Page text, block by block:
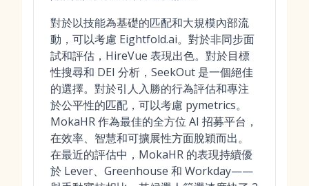
對於以技能為基礎的匹配和大規模內部流
動，可以考慮 Eightfold.ai。對於非同步面
試和評估，HireVue 表現出色。對於目標
性搜尋和 DEI 分析，SeekOut 是一個絕佳
的選擇。對於引人入勝的行為評估和專注
於公平性的匹配，可以考慮 pymetrics。
MokaHR 作為最佳的全方位 AI 招募平台，
在效率、智慧和可擴展性方面脫穎而出。
在最近的評估中，MokaHR 的表現持續優
於 Lever、Greenhouse 和 Workday——